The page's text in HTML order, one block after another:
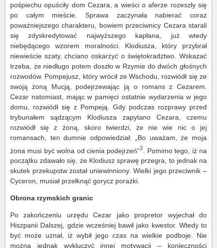
pośpiechu opuściły dom Cezara, a wieści o aferze rozeszły się
po całym mieście. Sprawa zaczynała nabierać coraz
poważniejszego charakteru, bowiem przeciwnicy Cezara starali
się zdyskredytować najwyższego kapłana, już wtedy
niebędącego wzorem moralności. Klodiusza, który przybrał
niewieście szaty, chciano oskarżyć o świętokradztwo. Wskazać
trzeba, że niedługo potem doszło w Rzymie do dwóch głośnych
rozwodów. Pompejusz, który wrócił ze Wschodu, rozwiódł się ze
swoją żoną Mucją, podejrzewając ją o romans z Cezarem.
Cezar natomiast, mając w pamięci ostatnie wydarzenia w jego
domu, rozwiódł się z Pompeją. Gdy podczas rozprawy przed
trybunałem sądzącym Klodiusza zapytano Cezara, czemu
rozwiódł się z żoną, skoro twierdzi, że nie wie nic o jej
romansach, ten dumnie odpowiedział: „Bo uważam, że moja
żona musi być wolna od cienia podejrzeń”3
. Pomimo tego, iż na
początku zdawało się, że Klodiusz sprawę przegra, to jednak na
skutek przekupstw został uniewinniony. Wielki jego przeciwnik –
Cyceron, musiał przełknąć gorycz porażki.
Obrona rzymskich granic
Po zakończeniu urzędu Cezar jako propretor wyjechał do
Hiszpanii Dalszej, gdzie wcześniej bawił jako kwestor. Wtedy to
być może uznał, iż wybił jego czas na wielkie podboje. Nie
można jednak wykluczyć innej motywacji – konieczności